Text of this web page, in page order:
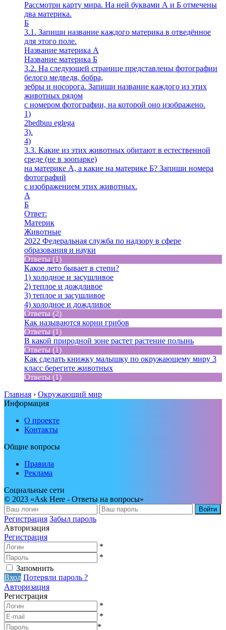
Рассмотри карту мира. На ней буквами А и Б отмечены
два материка.
Б
3.1. Запиши название каждого материка в отведённое
для этого поле.
Название материка А
Название материка Б
3.2. На следующей странице представлены фотографии
белого медведя, бобра,
зебры и носорога. Запиши название каждого из этих
животных рядом
с номером фотографии, на которой оно изображено.
1)
2bedbuu eglega
3).
4)
3.3. Какие из этих животных обитают в естественной
среде (не в зоопарке)
на материке А, а какие на материке Б? Запиши номера
фотографий
с изображением этих животных.
A
Б
Ответ:
Материк
Животные
2022 Федеральная служба по надзору в сфере
образования и науки
Ответы (1)
Какое лето бывает в степи?
1) холодное и засушливое
2) теплое и дождливое
3) теплое и засушливое
4) холодное и дождливое
Ответы (2)
Как называются корни грибов
Ответы (1)
В какой природной зоне растет растение полынь
Ответы (1)
Как сделать книжку малышку по окружающему миру 3
класс берегите животных
Ответы (1)
Главная › Окружающий мир
Информация
О проекте
Контакты
Общие вопросы
Правила
Реклама
Социальные сети
© 2023 «Ask Here - Ответы на вопросы»
Войти
Регистрация Забыл пароль
Авторизация
Регистрация
*
*
Запомнить
Вход Потеряли пароль ?
Авторизация
Регистрация
*
*
*